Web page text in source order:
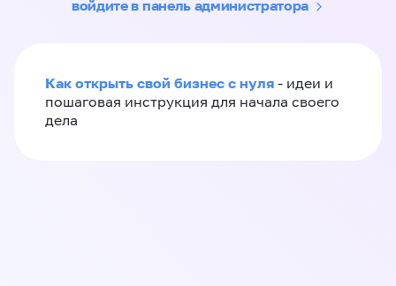
войдите в панель администратора
Как открыть свой бизнес с нуля - идеи и
пошаговая инструкция для начала своего
дела